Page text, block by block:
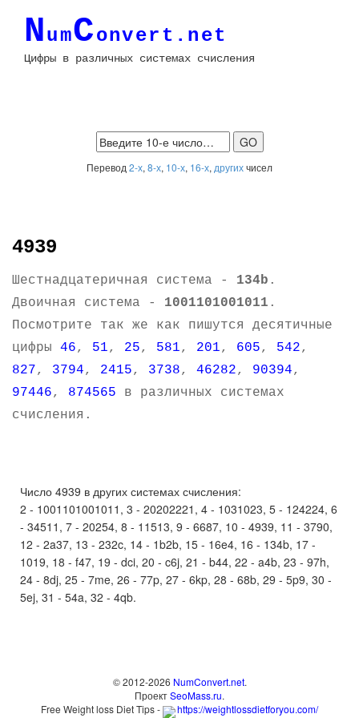
NumConvert.net
Цифры в различных системах счисления
Перевод 2-х, 8-х, 10-х, 16-х, другихчисел
4939
Шестнадцатеричная система - 134b .
Двоичная система - 1001101001011 .
Посмотрите так же как пишутся десятичные
цифры 46, 51, 25, 581, 201, 605, 542,
827, 3794, 2415, 3738, 46282, 90394,
97446, 874565 в различных системах
счисления.
Число 4939 в других системах счисления:
2 - 1001101001011, 3 - 20202221, 4 - 1031023, 5 - 124224, 6
- 34511, 7 - 20254, 8 - 11513, 9 - 6687, 10 - 4939, 11 - 3790,
12 - 2a37, 13 - 232c, 14 - 1b2b, 15 - 16e4, 16 - 134b, 17 -
1019, 18 - f47, 19 - dci, 20 - c6j, 21 - b44, 22 - a4b, 23 - 97h,
24 - 8dj, 25 - 7me, 26 - 77p, 27 - 6kp, 28 - 68b, 29 - 5p9, 30 -
5ej, 31 - 54a, 32 - 4qb.
© 2012-2026 NumConvert.net.
ПроектSeoMass.ru.
Free Weight loss Diet Tips -
https://weightlossdietforyou.com/